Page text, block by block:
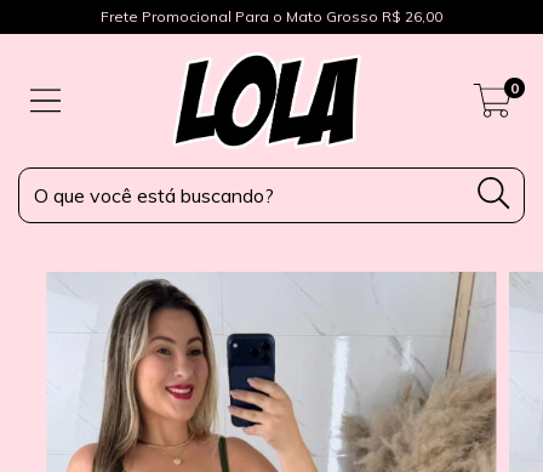
Frete Promocional Para o Mato Grosso R$ 26,00
0